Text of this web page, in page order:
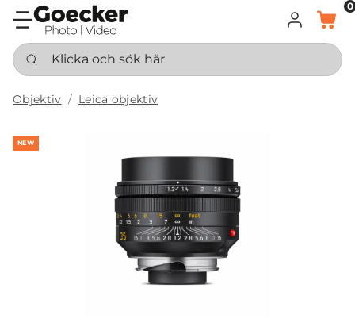
LOGGA IN
KORG
0
Klicka och sök här
Objektiv Leica objektiv
NEW